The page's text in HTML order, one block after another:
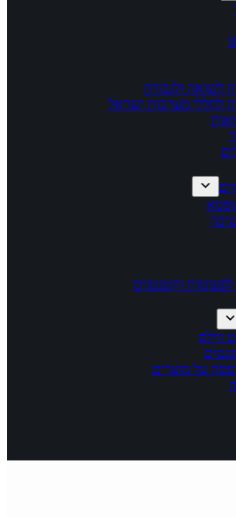
לשואה ולגבורה
לחללי מערכות ישראל
וקטנטנים
ווילס
על מוצרים